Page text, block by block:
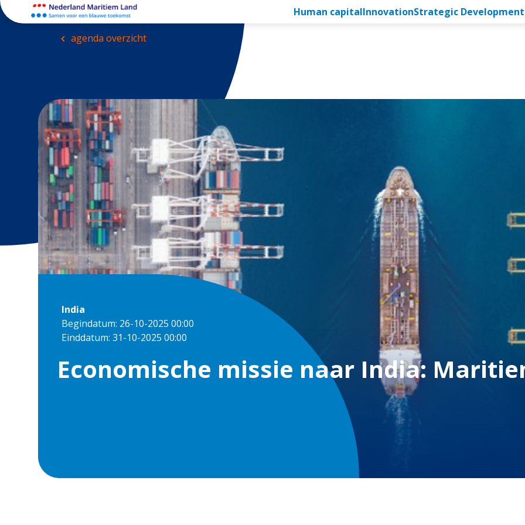
Human capitalInnovationStrategic Development
agenda overzicht
Economische missie naar India:
India
Begindatum: 26-10-2025 00:00
Einddatum: 31-10-2025 00:00